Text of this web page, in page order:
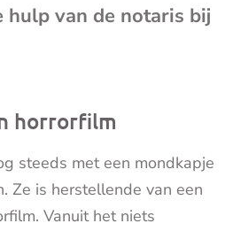
hulp van de notaris bij
horrorfilm
steeds met een mondkapje
Ze is herstellende van een
Vanuit het niets